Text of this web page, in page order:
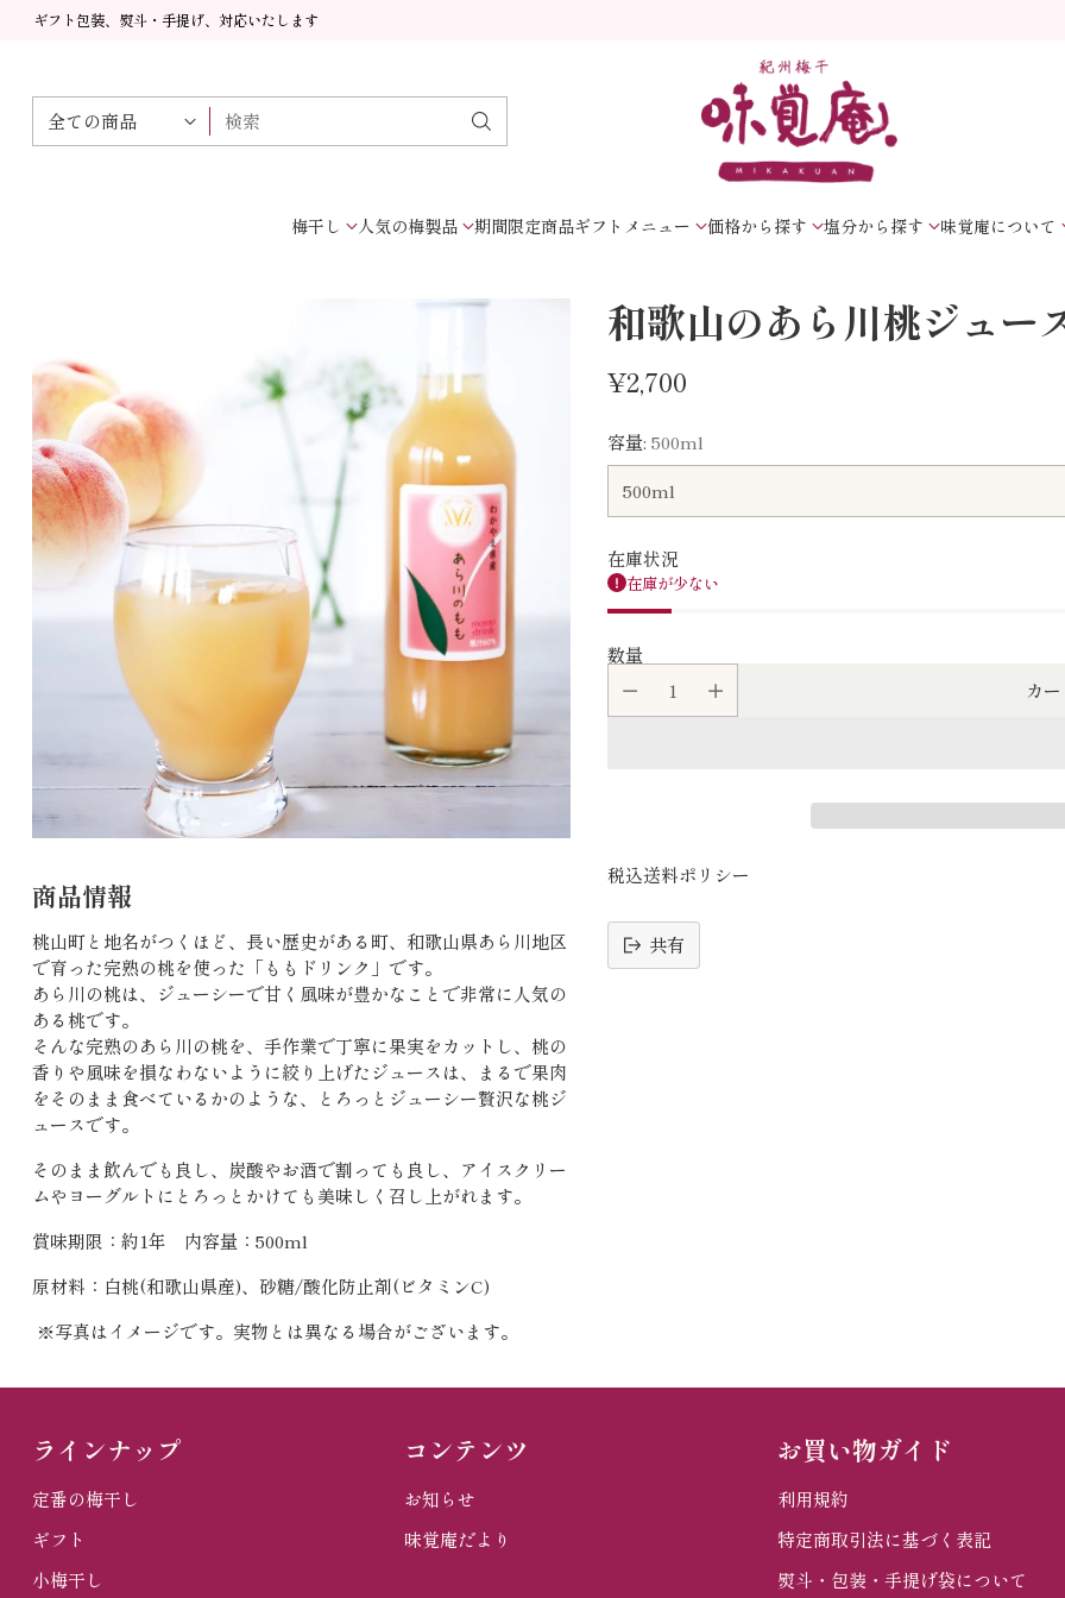
ギフト包装、熨斗・手提げ、対応いたします
検索
梅干し 人気の梅製品 期間限定商品ギフトメニュー 価格から探す 塩分から探す 味覚庵について
商品情報
桃山町と地名がつくほど、長い歴史がある町、和歌山県あら川地区
で育った完熟の桃を使った「ももドリンク」です。
あら川の桃は、ジューシーで甘く風味が豊かなことで非常に人気の
ある桃です。
そんな完熟のあら川の桃を、手作業で丁寧に果実をカットし、桃の
香りや風味を損なわないように絞り上げたジュースは、まるで果肉
をそのまま食べているかのような、とろっとジューシー贅沢な桃ジ
ュースです。
そのまま飲んでも良し、炭酸やお酒で割っても良し、アイスクリー
ムやヨーグルトにとろっとかけても美味しく召し上がれます。
賞味期限：約1年 内容量：500ml
原材料：白桃(和歌山県産)、砂糖/酸化防止剤(ビタミンC)
※写真はイメージです。実物とは異なる場合がございます。
和歌山のあら川桃ジュー
通
常
価
格
¥2,700
容量: 500ml
在庫状況
在庫が少ない
数量
カ
税込送料ポリシー
共有
ラインナップ
定番の梅干し
ギフト
小梅干し
コンテンツ
お知らせ
味覚庵だより
お買い物ガイド
利用規約
特定商取引法に基づく表記
熨斗・包装・手提げ袋について